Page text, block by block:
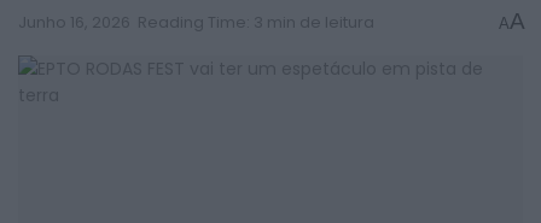
Junho 16, 2026 Reading Time: 3 min de leitura AA